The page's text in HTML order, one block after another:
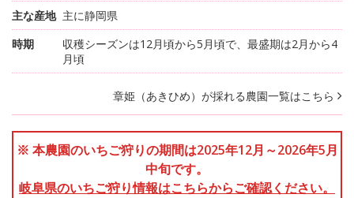
主な産地 主に静岡県
時期
収穫シーズンは12月頃から5月頃で、最盛期は2月から4
月頃
章姫（あきひめ）が採れる農園一覧はこちら
※ 本農園のいちご狩りの期間は2025年12月～2026年5月
中旬です。
岐阜県のいちご狩り情報はこちらからご確認ください。